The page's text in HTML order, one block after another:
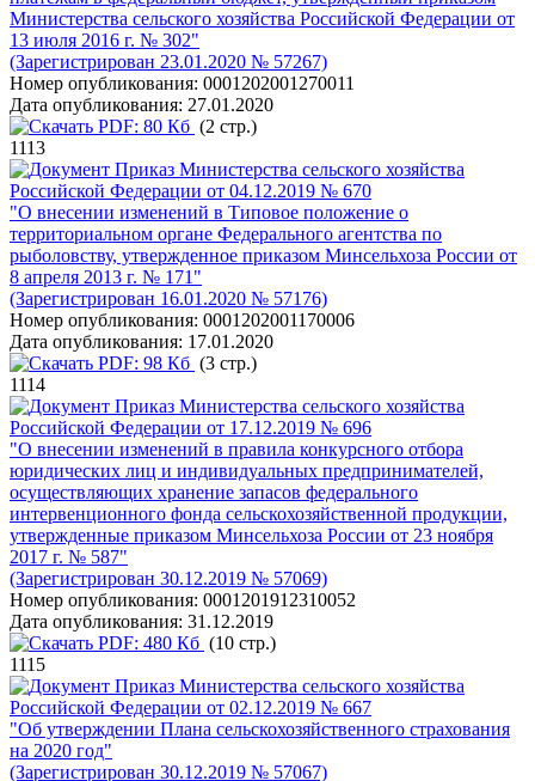
Министерства сельского хозяйства Российской Федерации от
13 июля 2016 г. № 302"
(Зарегистрирован 23.01.2020 № 57267)
Номер опубликования: 0001202001270011
Дата опубликования: 27.01.2020
PDF: 80 Кб (2 стр.)
1113
Приказ Министерства сельского хозяйства
Российской Федерации от 04.12.2019 № 670
"О внесении изменений в Типовое положение о
территориальном органе Федерального агентства по
рыболовству, утвержденное приказом Минсельхоза России от
8 апреля 2013 г. № 171"
(Зарегистрирован 16.01.2020 № 57176)
Номер опубликования: 0001202001170006
Дата опубликования: 17.01.2020
PDF: 98 Кб (3 стр.)
1114
Приказ Министерства сельского хозяйства
Российской Федерации от 17.12.2019 № 696
"О внесении изменений в правила конкурсного отбора
юридических лиц и индивидуальных предпринимателей,
осуществляющих хранение запасов федерального
интервенционного фонда сельскохозяйственной продукции,
утвержденные приказом Минсельхоза России от 23 ноября
2017 г. № 587"
(Зарегистрирован 30.12.2019 № 57069)
Номер опубликования: 0001201912310052
Дата опубликования: 31.12.2019
PDF: 480 Кб (10 стр.)
1115
Приказ Министерства сельского хозяйства
Российской Федерации от 02.12.2019 № 667
"Об утверждении Плана сельскохозяйственного страхования
на 2020 год"
(Зарегистрирован 30.12.2019 № 57067)